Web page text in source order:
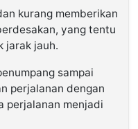
kurang memberikan
yang tentu
jarak jauh.
sampai
perjalanan dengan
perjalanan menjadi